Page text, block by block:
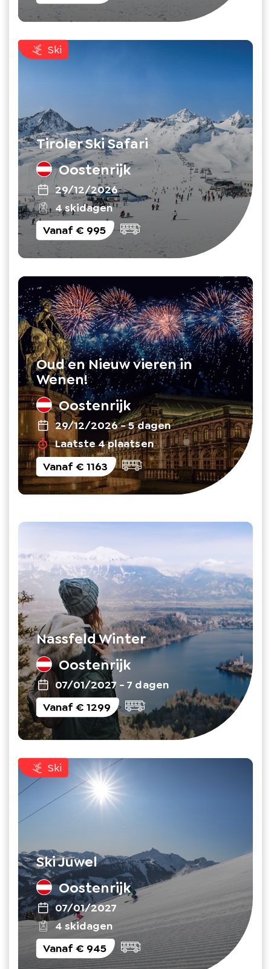
Ski
Tiroler Ski Safari
Oostenrijk
29/12/2026
4 skidagen
Vanaf€ 995
Oud en Nieuw vieren in
Wenen!
Oostenrijk
29/12/2026-5 dagen
Laatste 4 plaatsen
Vanaf€ 1163
Nassfeld Winter
Oostenrijk
07/01/2027 -7 dagen
Vanaf€ 1299
Ski
Ski Juwel
Oostenrijk
07/01/2027
4 skidagen
Vanaf€ 945